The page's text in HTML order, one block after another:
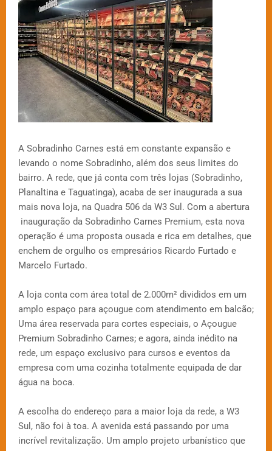
A Sobradinho Carnes está em constante expansão e
levando o nome Sobradinho, além dos seus limites do
bairro. A rede, que já conta com três lojas (Sobradinho,
Planaltina e Taguatinga), acaba de ser inaugurada a sua
mais nova loja, na Quadra 506 da W3 Sul. Com a abertura
inauguração da Sobradinho Carnes Premium, esta nova
operação é uma proposta ousada e rica em detalhes, que
enchem de orgulho os empresários Ricardo Furtado e
Marcelo Furtado.
A loja conta com área total de 2.000m² divididos em um
amplo espaço para açougue com atendimento em balcão;
Uma área reservada para cortes especiais, o Açougue
Premium Sobradinho Carnes; e agora, ainda inédito na
rede, um espaço exclusivo para cursos e eventos da
empresa com uma cozinha totalmente equipada de dar
água na boca.
A escolha do endereço para a maior loja da rede, a W3
Sul, não foi à toa. A avenida está passando por uma
incrível revitalização. Um amplo projeto urbanístico que